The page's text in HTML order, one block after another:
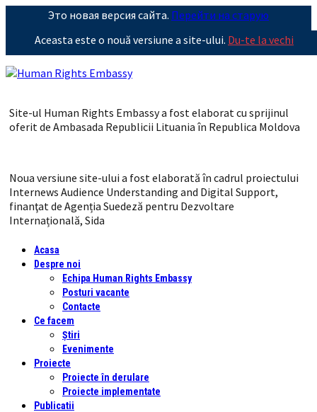
Это новая версия сайта. Перейти на старую
Aceasta este o nouă versiune a site-ului. Du-te la vechi
Site-ul Human Rights Embassy a fost elaborat cu sprijinul
oferit de Ambasada Republicii Lituania în Republica Moldova
Noua versiune site-ului a fost elaborată în cadrul proiectului
Internews Audience Understanding and Digital Support,
finanţat de Agenția Suedeză pentru Dezvoltare
Internațională, Sida
Acasa
Despre noi
Echipa Human Rights Embassy
Posturi vacante
Contacte
Ce facem
Știri
Evenimente
Proiecte
Proiecte în derulare
Proiecte implementate
Publicatii